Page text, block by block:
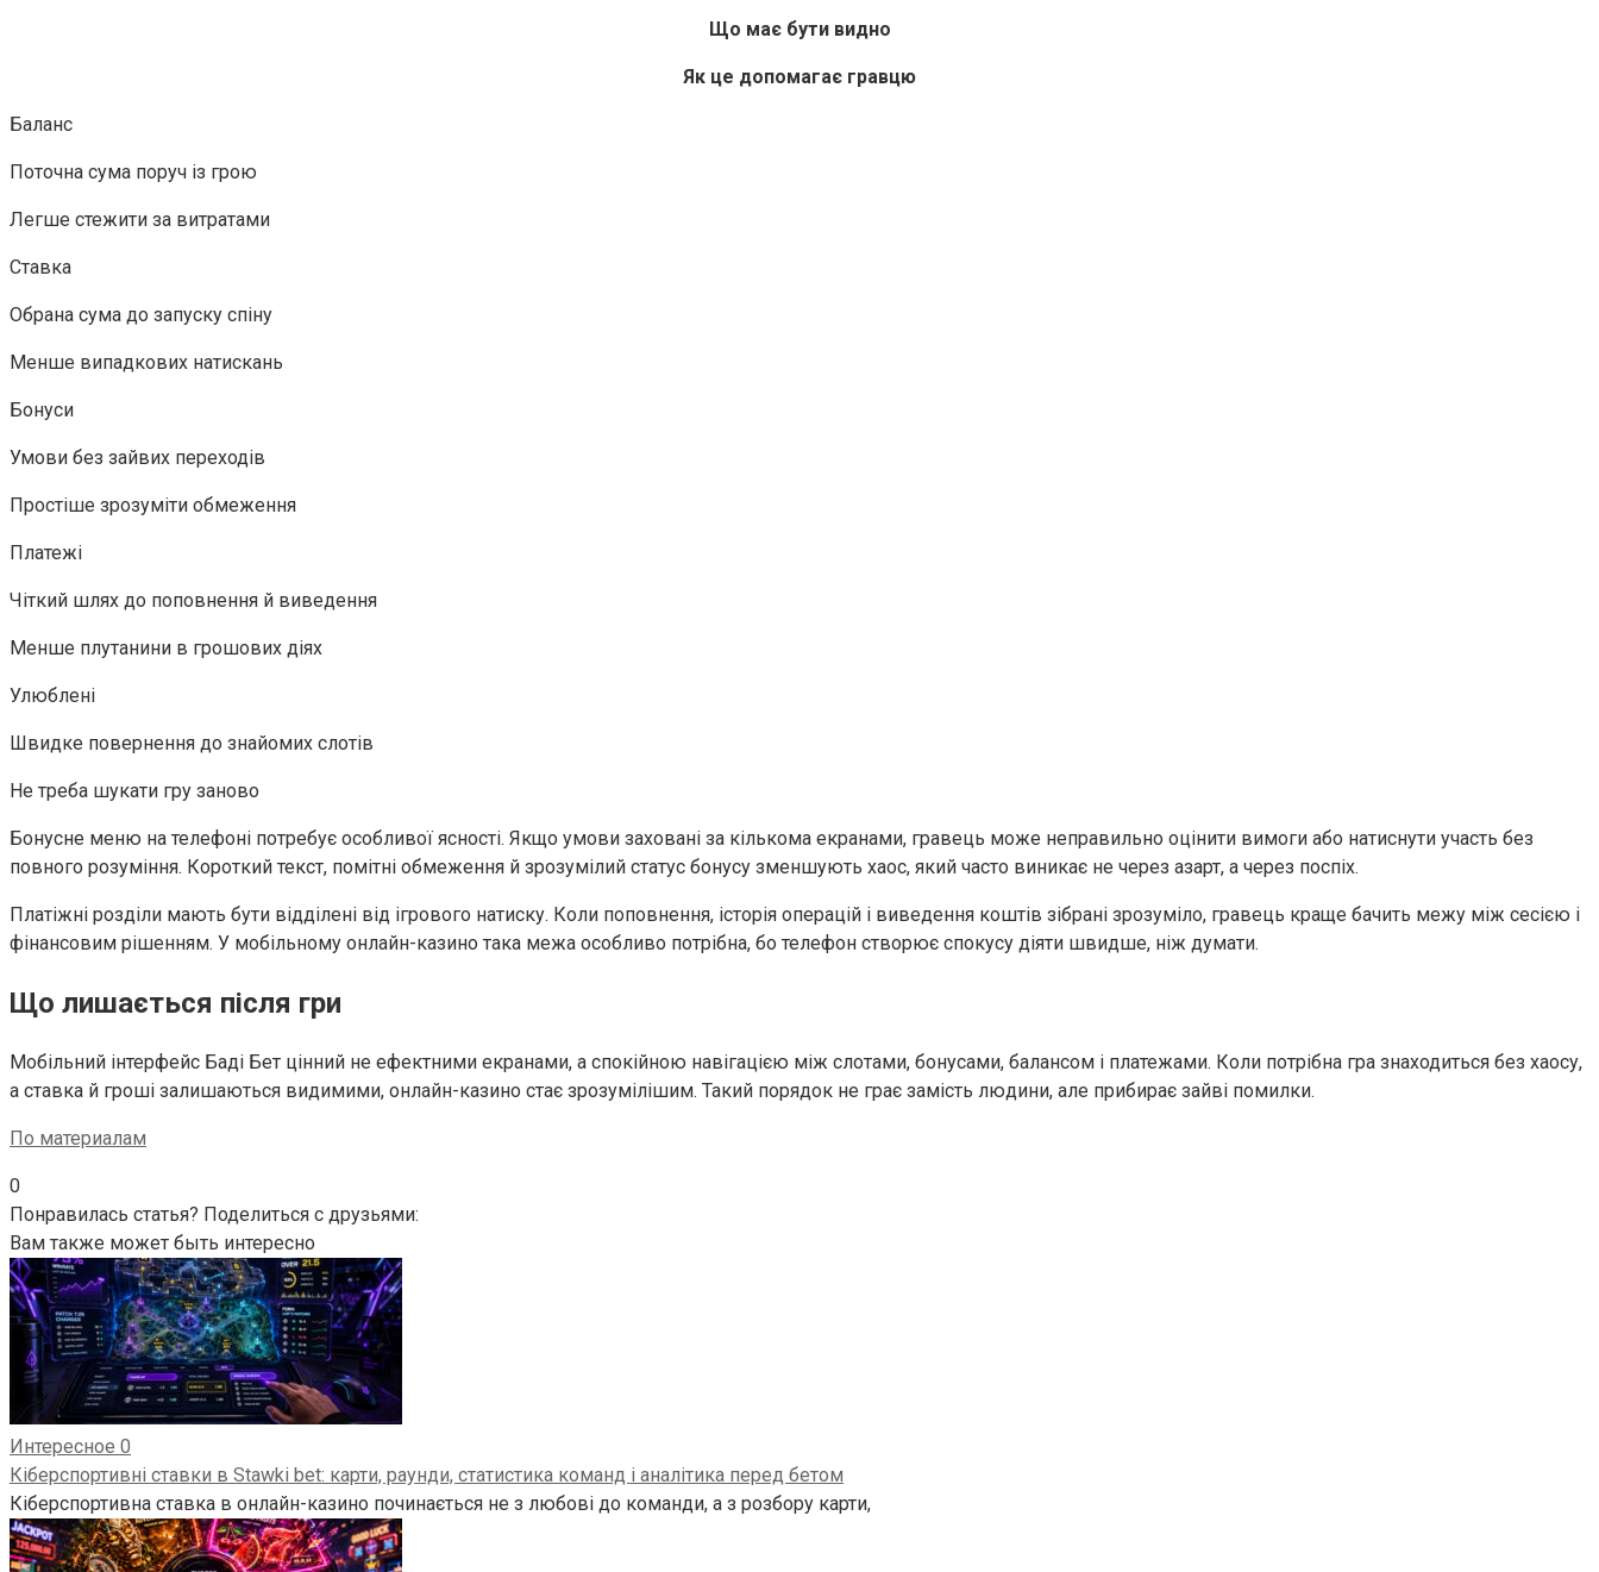
Що має бути видно
Як це допомагає гравцю
Баланс
Поточна сума поруч із грою
Легше стежити за витратами
Ставка
Обрана сума до запуску спіну
Менше випадкових натискань
Бонуси
Умови без зайвих переходів
Простіше зрозуміти обмеження
Платежі
Чіткий шлях до поповнення й виведення
Менше плутанини в грошових діях
Улюблені
Швидке повернення до знайомих слотів
Не треба шукати гру заново
Бонусне меню на телефоні потребує особливої ясності. Якщо умови заховані за кількома екранами, гравець може неправильно оцінити вимоги або натиснути участь без
повного розуміння. Короткий текст, помітні обмеження й зрозумілий статус бонусу зменшують хаос, який часто виникає не через азарт, а через поспіх.
Платіжні розділи мають бути відділені від ігрового натиску. Коли поповнення, історія операцій і виведення коштів зібрані зрозуміло, гравець краще бачить межу між сесією і
фінансовим рішенням. У мобільному онлайн-казино така межа особливо потрібна, бо телефон створює спокусу діяти швидше, ніж думати.
Що лишається після гри
Мобільний інтерфейс Баді Бет цінний не ефектними екранами, а спокійною навігацією між слотами, бонусами, балансом і платежами. Коли потрібна гра знаходиться без хаосу,
а ставка й гроші залишаються видимими, онлайн-казино стає зрозумілішим. Такий порядок не грає замість людини, але прибирає зайві помилки.
По материалам
0
Понравилась статья? Поделиться с друзьями:
Вам также может быть интересно
Интересное 0
Кіберспортивні ставки в Stawki bet: карти, раунди, статистика команд і аналітика перед бетом
Кіберспортивна ставка в онлайн-казино починається не з любові до команди, а з розбору карти,